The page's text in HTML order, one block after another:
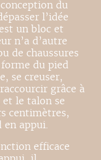
du
l’idée
un bloc et
n’a d’autre
de chaussures
du pied
se creuser,
grâce à
le talon se
centimètres,
en appui.
efficace